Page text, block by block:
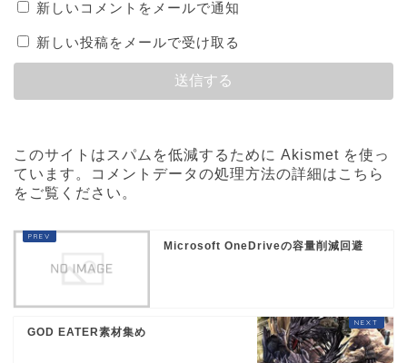
新しいコメントをメールで通知
新しい投稿をメールで受け取る
このサイトはスパムを低減するために Akismet を使っ
ています。
コメントデータの処理方法の詳細はこちら
をご覧ください 。
Microsoft OneDriveの容量削減回避
GOD EATER素材集め